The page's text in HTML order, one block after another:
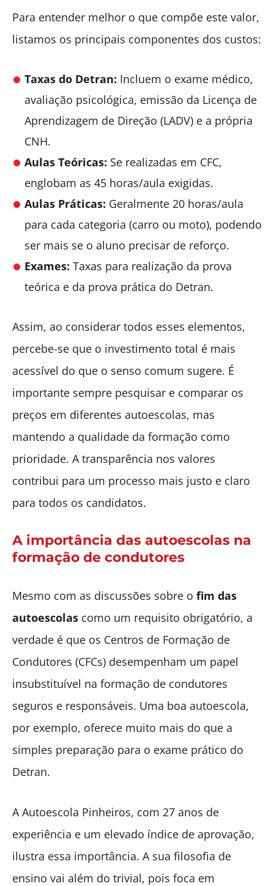
Para entender melhor o que compõe este valor,
listamos os principais componentes dos custos:
Taxas do Detran: Incluem o exame médico,
avaliação psicológica, emissão da Licença de
Aprendizagem de Direção (LADV) e a própria
CNH.
Aulas Teóricas: Se realizadas em CFC,
englobam as 45 horas/aula exigidas.
Aulas Práticas: Geralmente 20 horas/aula
para cada categoria (carro ou moto), podendo
ser mais se o aluno precisar de reforço.
Exames: Taxas para realização da prova
teórica e da prova prática do Detran.
Assim, ao considerar todos esses elementos,
percebe-se que o investimento total é mais
acessível do que o senso comum sugere. É
importante sempre pesquisar e comparar os
preços em diferentes autoescolas, mas
mantendo a qualidade da formação como
prioridade. A transparência nos valores
contribui para um processo mais justo e claro
para todos os candidatos.
A importância das autoescolas na
formação de condutores
Mesmo com as discussões sobre o fim das
autoescolas como um requisito obrigatório, a
verdade é que os Centros de Formação de
Condutores (CFCs) desempenham um papel
insubstituível na formação de condutores
seguros e responsáveis. Uma boa autoescola,
por exemplo, oferece muito mais do que a
simples preparação para o exame prático do
Detran.
A Autoescola Pinheiros, com 27 anos de
experiência e um elevado índice de aprovação,
ilustra essa importância. A sua filosofia de
ensino vai além do trivial, pois foca em